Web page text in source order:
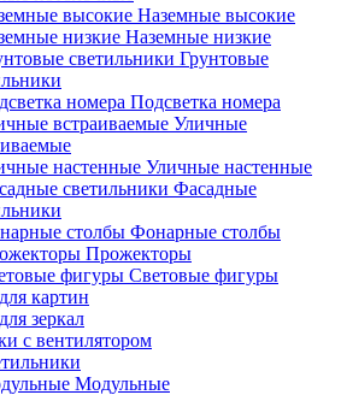
Наземные высокие
Наземные низкие
Грунтовые
Подсветка номера
Уличные
Уличные настенные
Фасадные
Фонарные столбы
Прожекторы
Световые фигуры
картин
зеркал
с вентилятором
Модульные